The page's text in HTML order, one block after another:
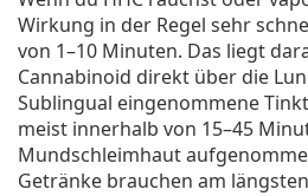
Wirkung in der Regel sehr
von 1–10 Minuten. Das liegt
Cannabinoid direkt über die
Sublingual eingenommene
meist innerhalb von 15–45
Mundschleimhaut
Getränke brauchen am